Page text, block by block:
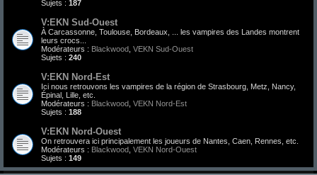
Sujets : 187
V:EKN Sud-Ouest
À Carcassonne, Toulouse, Bordeaux, ... les vampires des Landes montrent
leurs crocs...
Modérateurs : Blackwood VEKN Sud-Ouest
Sujets : 240
V:EKN Nord-Est
Ici nous retrouvons les vampires de la région de Strasbourg, Metz, Nancy,
Épinal, Lille, etc.
Modérateurs : Blackwood VEKN Nord-Est
Sujets : 188
V:EKN Nord-Ouest
On retrouvera ici principalement les joueurs de Nantes, Caen, Rennes, etc.
Modérateurs : Blackwood VEKN Nord-Ouest
Sujets : 149